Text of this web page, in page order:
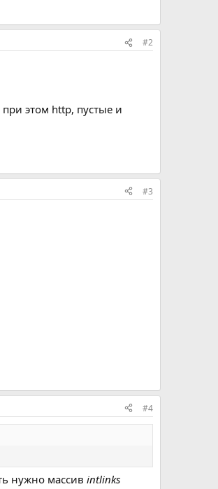
#2
при этом http, пустые и
#3
#4
нужно массив intlinks